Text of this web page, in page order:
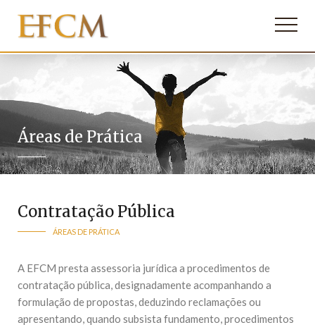
Áreas de Prática
Contratação Pública
ÁREAS DE PRÁTICA
A EFCM presta assessoria jurídica a procedimentos de
contratação pública, designadamente acompanhando a
formulação de propostas, deduzindo reclamações ou
apresentando, quando subsista fundamento, procedimentos